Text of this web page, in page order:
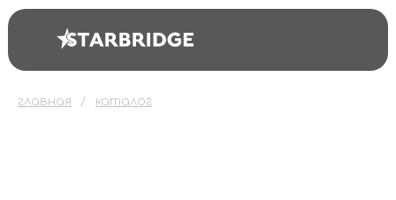
главная каталог